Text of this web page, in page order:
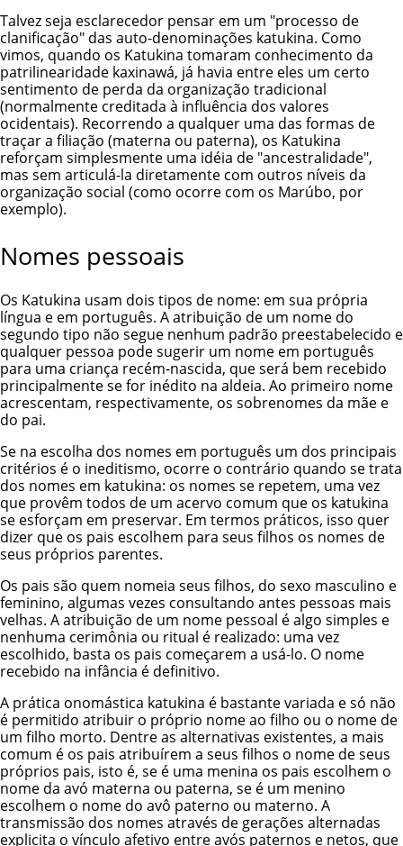
Talvez seja esclarecedor pensar em um "processo de
clanificação" das auto-denominações katukina. Como
vimos, quando os Katukina tomaram conhecimento da
patrilinearidade kaxinawá, já havia entre eles um certo
sentimento de perda da organização tradicional
(normalmente creditada à influência dos valores
ocidentais). Recorrendo a qualquer uma das formas de
traçar a filiação (materna ou paterna), os Katukina
reforçam simplesmente uma idéia de "ancestralidade",
mas sem articulá-la diretamente com outros níveis da
organização social (como ocorre com os Marúbo, por
exemplo).
Nomes pessoais
Os Katukina usam dois tipos de nome: em sua própria
língua e em português. A atribuição de um nome do
segundo tipo não segue nenhum padrão preestabelecido e
qualquer pessoa pode sugerir um nome em português
para uma criança recém-nascida, que será bem recebido
principalmente se for inédito na aldeia. Ao primeiro nome
acrescentam, respectivamente, os sobrenomes da mãe e
do pai.
Se na escolha dos nomes em português um dos principais
critérios é o ineditismo, ocorre o contrário quando se trata
dos nomes em katukina: os nomes se repetem, uma vez
que provêm todos de um acervo comum que os katukina
se esforçam em preservar. Em termos práticos, isso quer
dizer que os pais escolhem para seus filhos os nomes de
seus próprios parentes.
Os pais são quem nomeia seus filhos, do sexo masculino e
feminino, algumas vezes consultando antes pessoas mais
velhas. A atribuição de um nome pessoal é algo simples e
nenhuma cerimônia ou ritual é realizado: uma vez
escolhido, basta os pais começarem a usá-lo. O nome
recebido na infância é definitivo.
A prática onomástica katukina é bastante variada e só não
é permitido atribuir o próprio nome ao filho ou o nome de
um filho morto. Dentre as alternativas existentes, a mais
comum é os pais atribuírem a seus filhos o nome de seus
próprios pais, isto é, se é uma menina os pais escolhem o
nome da avó materna ou paterna, se é um menino
escolhem o nome do avô paterno ou materno. A
transmissão dos nomes através de gerações alternadas
explicita o vínculo afetivo entre avós paternos e netos, que